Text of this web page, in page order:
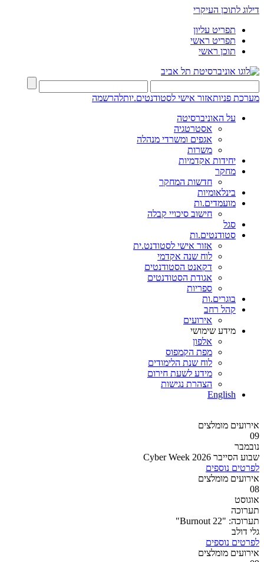
דילוג לתוכן העיקרי
תפריט עליון
תפריט ראשי
תוכן ראשי
מערכת פניותאזור אישי לסטודנטים.יותלהרשמה
על האוניברסיטה
אסטרטגיה
אגפים ומשרדי מנהלה
משרות
יחידות אקדמיות
מחקר
חדשות המחקר
בינלאומיות
מועמדים.ות
חישוב סיכויי קבלה
סגל
סטודנטים.ות
אזור אישי לסטודנט.ית
לוח שנה אקדמי
דקאנט הסטודנטים
אגודת הסטודנטים
ספריות
בוגרים.ות
קהל רחב
אירועים
מידע שימושי
אלפון
מפת הקמפוס
לוח שנת הלימודים
מידע לשעת חירום
הצהרת נגישות
English
אירועים מומלצים
09
נובמבר
שבוע הסייבר 2026 Cyber Week
לפרטים נוספים
אירועים מומלצים
08
אוגוסט
תערוכה
תערוכה: "Burnout 22"
גלי דולב
לפרטים נוספים
אירועים מומלצים